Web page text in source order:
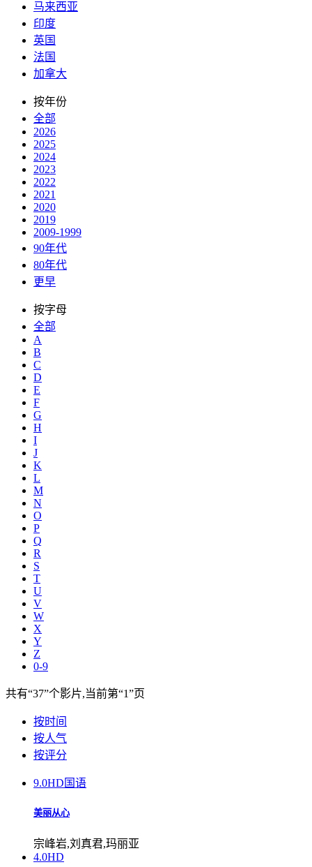
马来西亚
印度
英国
法国
加拿大
按年份
全部
2026
2025
2024
2023
2022
2021
2020
2019
2009-1999
90年代
80年代
更早
按字母
全部
A
B
C
D
E
F
G
H
I
J
K
L
M
N
O
P
Q
R
S
T
U
V
W
X
Y
Z
0-9
共有“37”个影片,当前第“1”页
按时间
按人气
按评分
9.0HD国语
美丽从心
宗峰岩,刘真君,玛丽亚
4.0HD